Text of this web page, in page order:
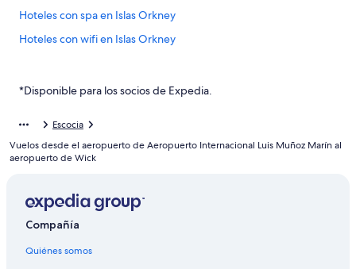
Hoteles con spa en Islas Orkney
Hoteles con wifi en Islas Orkney
Hoteles familiares en Islas Orkney
Hoteles con bar en Islas Orkney
Hoteles con estacionamiento en Islas Orkney
Hoteles que aceptan mascotas en Islas Orkney
Hoteles en Islas Orkney
Posadas en Islas Orkney
*Disponible para los socios de Expedia.
Escocia
Vuelos desde el aeropuerto de Aeropuerto Internacional Luis Muñoz Marín al
aeropuerto de Wick
Compañía
Quiénes somos